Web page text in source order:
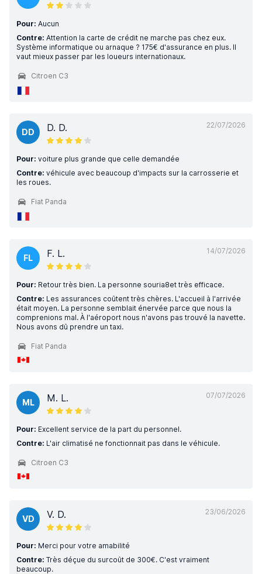
Pour: Aucun
Contre: Attention la carte de crédit ne marche pas chez eux.
Système informatique ou arnaque ? 175€ d'assurance en plus. Il
vaut mieux passer par les loueurs internationaux.
Citroen C3
22/07/2026
DD D. D.
Pour: voiture plus grande que celle demandée
Contre: véhicule avec beaucoup d'impacts sur la carrosserie et
les roues.
Fiat Panda
14/07/2026
FL F. L.
Pour: Retour très bien. La personne souria8et très efficace.
Contre: Les assurances coûtent très chères. L'accueil à l'arrivée
était moyen. La personne semblait énervée parce que nous la
comprenions mal. À l'aéroport nous n'avons pas trouvé la navette.
Nous avons dû prendre un taxi.
Fiat Panda
07/07/2026
ML M. L.
Pour: Excellent service de la part du personnel.
Contre: L'air climatisé ne fonctionnait pas dans le véhicule.
Citroen C3
23/06/2026
VD V. D.
Pour: Merci pour votre amabilité
Contre: Très déçue du surcoût de 300€. C'est vraiment
beaucoup.